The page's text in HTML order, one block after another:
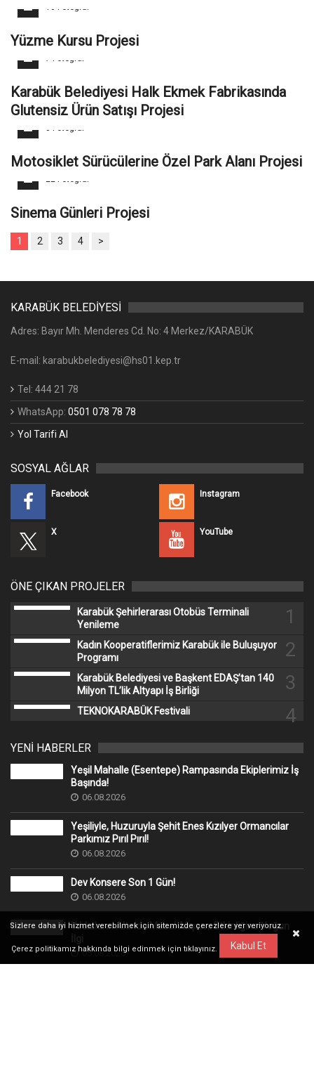
10 Fotoğraf
Yüzme Kursu Projesi
7 Fotoğraf
Karabük Belediyesi Halk Ekmek Fabrikasında
Glutensiz Ürün Satışı Projesi
8 Fotoğraf
Motosiklet Sürücülerine Özel Park Alanı Projesi
22 Fotoğraf
Sinema Günleri Projesi
1 2 3 4 >
KARABÜK BELEDİYESİ
Adres: Bayır Mh. Menderes Cd. No: 4 Merkez/KARABÜK
E-mail: karabukbelediyesi@hs01.kep.tr
Tel: 444 21 78
WhatsApp: 0501 078 78 78
Yol Tarifi Al
SOSYAL AĞLAR
Facebook Instagram
X YouTube
ÖNE ÇIKAN PROJELER
Karabük Şehirlerarası Otobüs Terminali
Yenileme
1
Kadın Kooperatiflerimiz Karabük ile Buluşuyor
Programı
2
Karabük Belediyesi ve Başkent EDAŞ’tan 140
Milyon TL’lik Altyapı İş Birliği
3
TEKNOKARABÜK Festivali 4
YENİ HABERLER
Yeşil Mahalle (Esentepe) Rampasında Ekiplerimiz İş
Başında!
06.08.2026
Yeşiliyle, Huzuruyla Şehit Enes Kızılyer Ormancılar
Parkımız Pırıl Pırıl!
06.08.2026
Dev Konsere Son 1️ Gün!
06.08.2026
Yıldızların Altında Masal Akşamı Etkinliğine Yoğun
05.08.2026
Sizlere daha iyi hizmet verebilmek için sitemizde çerezlere yer veriyoruz.
Çerez politikamız hakkında bilgi edinmek için tıklayınız. Kabul Et